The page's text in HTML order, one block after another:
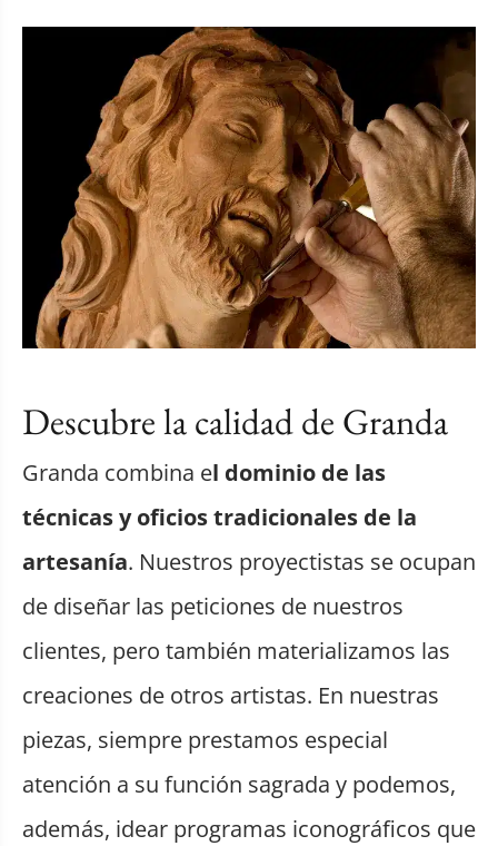
Descubre la calidad de Granda
Granda combina el dominio de las
técnicas y oficios tradicionales de la
artesanía. Nuestros proyectistas se ocupan
de diseñar las peticiones de nuestros
clientes, pero también materializamos las
creaciones de otros artistas. En nuestras
piezas, siempre prestamos especial
atención a su función sagrada y podemos,
además, idear programas iconográficos que